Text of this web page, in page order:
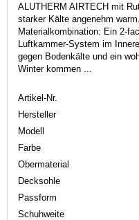
ALUTHERM AIRTECH mit
starker Kälte angenehm
Materialkombination: Ein 2-
Luftkammer-System im
gegen Bodenkälte und ein
Winter kommen ...
Artikel-Nr.
Hersteller
Modell
Farbe
Obermaterial
Decksohle
Passform
Schuhweite